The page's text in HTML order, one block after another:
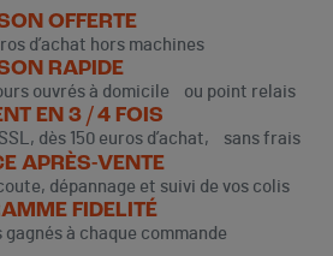
OFFERTE
d’achat hors machines
RAPIDE
ouvrés à domicile ou point relais
EN 3 / 4 FOIS
dès 150 euros d’achat, sans frais
APRÈS-VENTE
dépannage et suivi de vos colis
FIDELITÉ
gagnés à chaque commande